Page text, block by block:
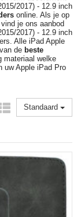
2017) - 12.9 inch
online. Als je op
je ons aanbod
2017) - 12.9 inch
Alle iPad Apple
de beste
materiaal welke
uw Apple iPad Pro
Standaard